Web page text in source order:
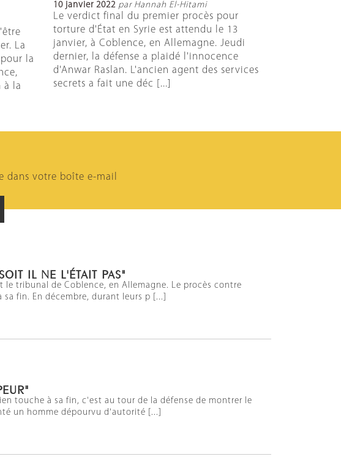
La
la
à la
10 janvier 2022 par Hannah El-Hitami
Le verdict final du premier procès pour
torture d'État en Syrie est attendu le 13
janvier, à Coblence, en Allemagne. Jeudi
dernier, la défense a plaidé l'innocence
d'Anwar Raslan. L'ancien agent des services
secrets a fait une déc [...]
dans votre boîte e-mail
IL NE L'ÉTAIT PAS"
tribunal de Coblence, en Allemagne. Le procès contre
fin. En décembre, durant leurs p [...]
touche à sa fin, c'est au tour de la défense de montrer le
un homme dépourvu d'autorité [...]